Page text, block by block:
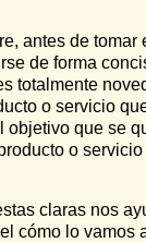
antes de tomar
de forma
totalmente
o servicio
objetivo que se
o
claras nos
cómo lo vamos